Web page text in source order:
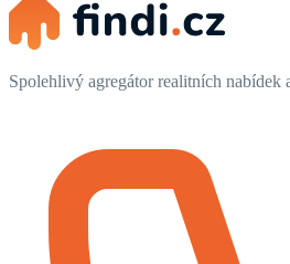
Spolehlivý agregátor realitních nabídek